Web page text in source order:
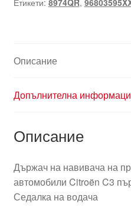
Етикети: 8974QR,
Описание
Допълнителна
Описание
Държач на навивача на
автомобили Citroën C3
Седалка на водача